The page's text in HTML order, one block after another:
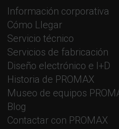
Información corporativa
Cómo Llegar
Servicio técnico
Servicios de fabricación
Diseño electrónico e I+D
Historia de PROMAX
Museo de equipos
Blog
Contactar con PROMAX